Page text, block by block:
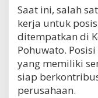
.
P
o
h
u
a
t
Saat ini, salah
kerja untuk
ditempatkan di
Pohuwato.
yang memiliki
siap
perusahaan.